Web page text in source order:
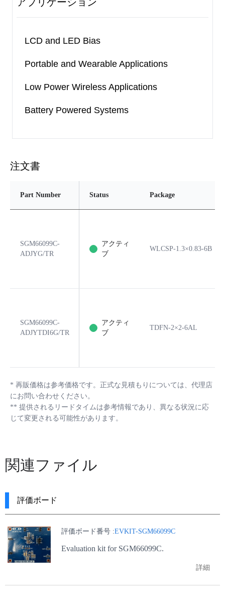
LCD and LED Bias
Portable and Wearable Applications
Low Power Wireless Applications
Battery Powered Systems
注文書
Part Number Status Package
SGM66099C-
ADJYG/TR
アクティ
ブ
WLCSP-1.3×0.83-6B
SGM66099C-
ADJYTDI6G/TR
アクティ
ブ
TDFN-2×2-6AL
* 再販価格は参考価格です。正式な見積もりについては、代理店
にお問い合わせください。
** 提供されるリードタイムは参考情報であり、異なる状況に応
じて変更される可能性があります。
関連ファイル
評価ボード
評価ボード番号 :EVKIT-SGM66099C
Evaluation kit for SGM66099C.
詳細